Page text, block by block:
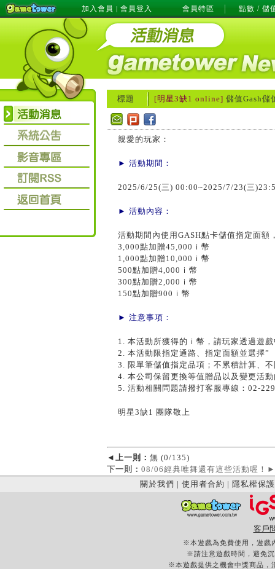
加入會員 | 會員登入 會員特區 點數 / 儲
標題 [明星3缺1 online] 儲值Gash儲
親愛的玩家：
► 活動期間：
2025/6/25(三) 00:00~2025/7/23(三
► 活動內容：
活動期間內使用GASH點卡儲值指定面額
3,000點加贈45,000ｉ幣
1,000點加贈10,000ｉ幣
500點加贈4,000ｉ幣
300點加贈2,000ｉ幣
150點加贈900ｉ幣
► 注意事項：
1. 本活動所獲得的ｉ幣，請玩家透過遊
2. 本活動限指定通路、指定面額並選擇”
3. 限單筆儲值指定品項；不累積計算、
4. 本公司保留更換等值贈品以及變更活
5. 活動相關問題請撥打客服專線：02-
明星3缺1 團隊敬上
◄ 上一則： 無 (0/135)
下一則： 08/06經典唯舞還有這些活動喔！ ►
關於我們 | 使用者合約 | 隱私權保護
客戶
※本遊戲為免費使用，遊戲
※請注意遊戲時間，避免
※本遊戲提供之機會中獎商品，